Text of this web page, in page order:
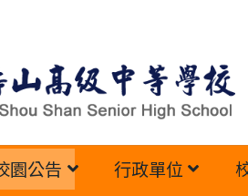
園公告 行政單位